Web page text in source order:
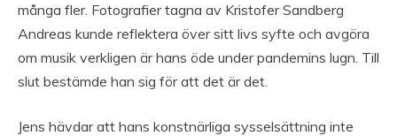
många fler. Fotografier tagna av Kristofer Sandberg
Andreas kunde reflektera över sitt livs syfte och avgöra
om musik verkligen är hans öde under pandemins lugn. Till
slut bestämde han sig för att det är det.
Jens hävdar att hans konstnärliga sysselsättning inte